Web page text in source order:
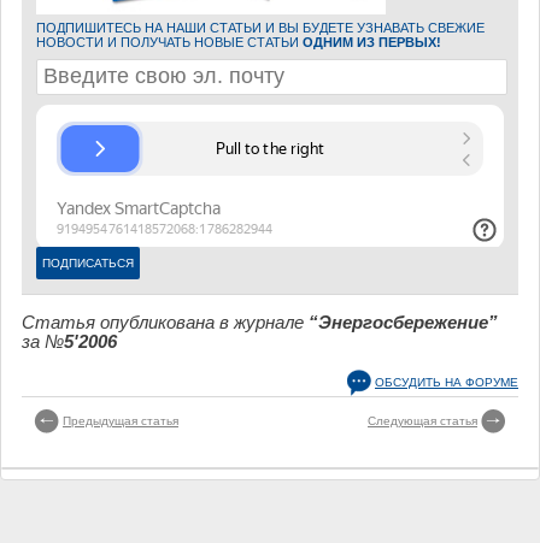
ПОДПИШИТЕСЬ НА НАШИ СТАТЬИ И ВЫ БУДЕТЕ УЗНАВАТЬ СВЕЖИЕ
НОВОСТИ И ПОЛУЧАТЬ НОВЫЕ СТАТЬИ ОДНИМ ИЗ ПЕРВЫХ!
Статья опубликована в журнале “Энергосбережение”
за №5'2006
ОБСУДИТЬ НА ФОРУМЕ
Предыдущая статья Следующая статья